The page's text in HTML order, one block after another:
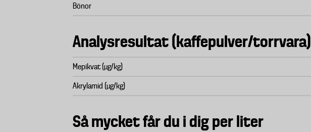
Bönor
Analysresultat (kaffepulver/torrvara)
Mepikvat (µg/kg)
Akrylamid (µg/kg)
Så mycket får du i dig per liter